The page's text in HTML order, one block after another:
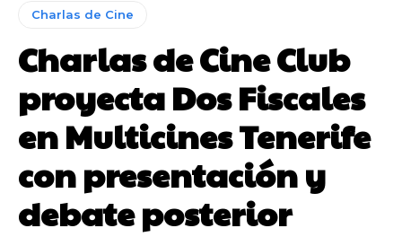
Charlas de Cine
Charlas de Cine Club
proyecta Dos Fiscales
en Multicines Tenerife
con presentación y
debate posterior